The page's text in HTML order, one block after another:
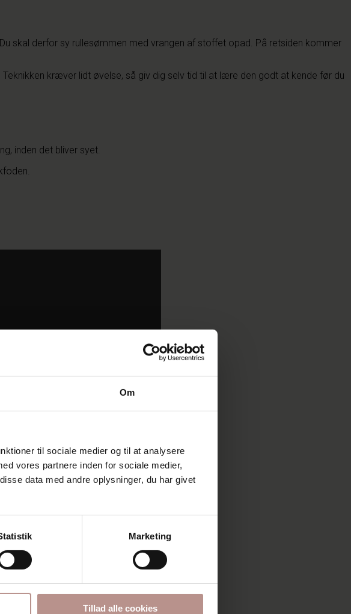
Om
til sociale medier og til at analysere
vores partnere inden for sociale medier,
data med andre oplysninger, du har givet
Marketing
Tillad alle cookies
skal derfor sy rullesømmen med vrangen af stoffet opad. På retsiden kommer
kræver lidt øvelse, så giv dig selv tid til at lære den godt at kende før du
inden det bliver syet.